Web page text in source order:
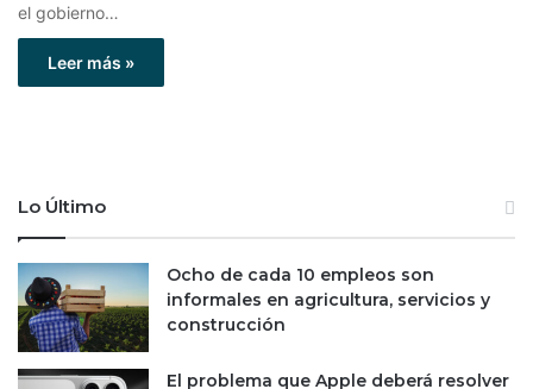
el gobierno…
Leer más »
Lo Último
Ocho de cada 10 empleos son
informales en agricultura, servicios y
construcción
El problema que Apple deberá resolver